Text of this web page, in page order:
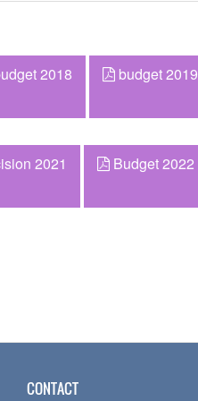
2018 budget 2019
2021 Budget 2022
CONTACT